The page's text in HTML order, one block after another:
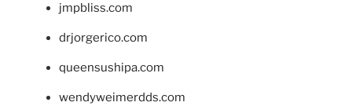
jmpbliss.com
drjorgerico.com
queensushipa.com
wendyweimerdds.com